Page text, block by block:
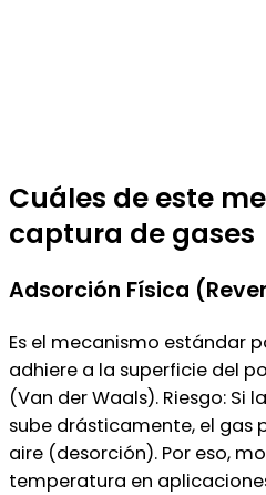
Cuáles de este
captura de gases
Adsorción Física
Es el mecanismo estándar
adhiere a la superficie del
(Van der Waals). Riesgo:
sube drásticamente, el gas
aire (desorción). Por eso,
temperatura en